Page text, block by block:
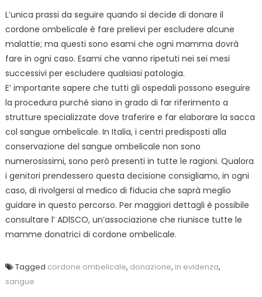
L’unica prassi da seguire quando si decide di donare il
cordone ombelicale è fare prelievi per escludere alcune
malattie; ma questi sono esami che ogni mamma dovrà
fare in ogni caso. Esami che vanno ripetuti nei sei mesi
successivi per escludere qualsiasi patologia.
E’ importante sapere che tutti gli ospedali possono eseguire
la procedura purché siano in grado di far riferimento a
strutture specializzate dove traferire e far elaborare la sacca
col sangue ombelicale. In Italia, i centri predisposti alla
conservazione del sangue ombelicale non sono
numerosissimi, sono però presenti in tutte le ragioni. Qualora
i genitori prendessero questa decisione consigliamo, in ogni
caso, di rivolgersi al medico di fiducia che saprà meglio
guidare in questo percorso. Per maggiori dettagli è possibile
consultare l’ ADlSCO, un’associazione che riunisce tutte le
mamme donatrici di cordone ombelicale.
Tagged cordone ombelicale, donazione, in evidenza,
sangue